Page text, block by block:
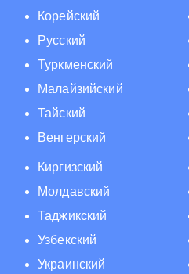
Корейский
Русский
Туркменский
Малайзийский
Тайский
Венгерский
Киргизский
Молдавский
Таджикский
Узбекский
Украинский